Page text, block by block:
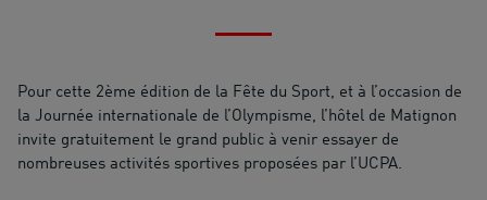
Pour cette 2ème édition de la Fête du Sport, et à l’occasion de
la Journée internationale de l’Olympisme, l’hôtel de Matignon
invite gratuitement le grand public à venir essayer de
nombreuses activités sportives proposées par l’UCPA.